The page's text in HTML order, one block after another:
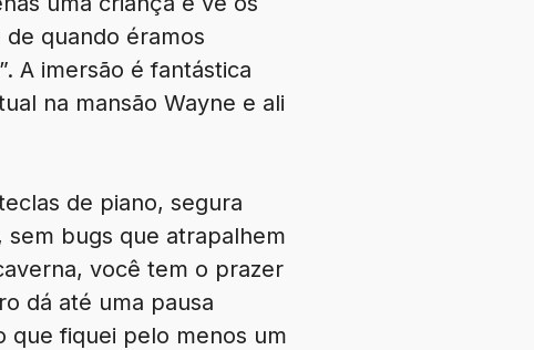
quando éramos
A imersão é fantástica
na mansão Wayne e ali
de piano, segura
bugs que atrapalhem
você tem o prazer
dá até uma pausa
que fiquei pelo menos um